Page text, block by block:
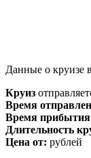
Данные о круизе
Круиз
Время
Время
Длительность
Цена от: рублей